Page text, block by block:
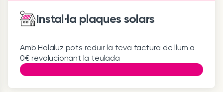
Instal·la plaques solars
Amb Holaluz pots reduir la teva factura de llum a
0€ revolucionant la teulada